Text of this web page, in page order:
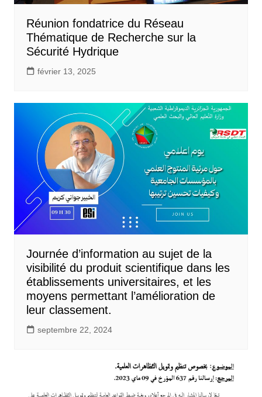
Réunion fondatrice du Réseau
Thématique de Recherche sur la
Sécurité Hydrique
février 13, 2025
Journée d’information au sujet de la
visibilité du produit scientifique dans les
établissements universitaires, et les
moyens permettant l’amélioration de
leur classement.
septembre 22, 2024